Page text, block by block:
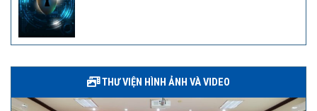
THƯ VIỆN HÌNH ẢNH VÀ VIDEO